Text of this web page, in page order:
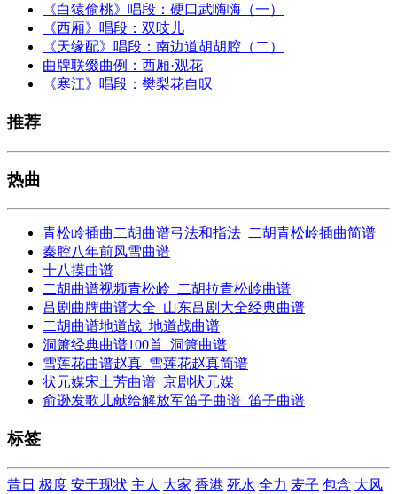
《白猿偷桃》唱段：硬口武嗨嗨（一）
《西厢》唱段：双吱儿
《天缘配》唱段：南边道胡胡腔（二）
曲牌联缀曲例：西厢·观花
《寒江》唱段：樊梨花自叹
推荐
热曲
青松岭插曲二胡曲谱弓法和指法_二胡青松岭插曲简谱
秦腔八年前风雪曲谱
十八摸曲谱
二胡曲谱视频青松岭_二胡拉青松岭曲谱
吕剧曲牌曲谱大全_山东吕剧大全经典曲谱
二胡曲谱地道战_地道战曲谱
洞箫经典曲谱100首_洞箫曲谱
雪莲花曲谱赵真_雪莲花赵真简谱
状元媒宋土芳曲谱_京剧状元媒
俞逊发歌儿献给解放军笛子曲谱_笛子曲谱
标签
昔日 极度 安于现状 主人 大家 香港 死水 全力 麦子 包含 大风